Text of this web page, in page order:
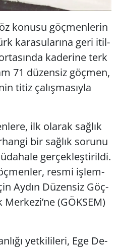
ko­nu­su göç­men­le­rin
ka­ra­su­la­rı­na geri itil­
ka­de­ri­ne terk
71 dü­zen­siz göç­men,
titiz ça­lış­ma­sıy­la
ilk ola­rak sağ­lık
bir sağ­lık so­ru­nu
ger­çek­leş­ti­ril­di.
resmi iş­lem­
Aydın Dü­zen­siz Göç­
(GÖK­SEM)
yet­ki­li­le­ri, Ege De­